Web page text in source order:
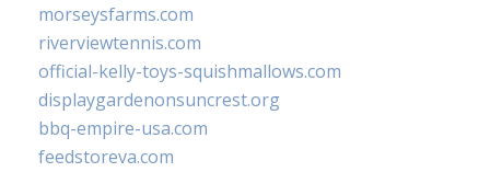
morseysfarms.com
riverviewtennis.com
official-kelly-toys-squishmallows.com
displaygardenonsuncrest.org
bbq-empire-usa.com
feedstoreva.com